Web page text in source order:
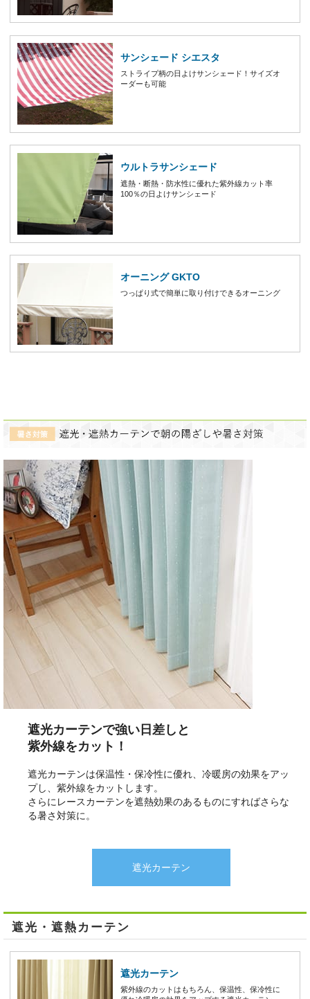
サンシェード シエスタ
ストライプ柄の日よけサンシェード！サイズオ
ーダーも可能
ウルトラサンシェード
遮熱・断熱・防水性に優れた紫外線カット率
100％の日よけサンシェード
オーニング GKTO
つっぱり式で簡単に取り付けできるオーニング
遮光カーテンで強い日差しと
紫外線をカット！
遮光カーテンは保温性・保冷性に優れ、冷暖房の効果をアッ
プし、紫外線をカットします。
さらにレースカーテンを遮熱効果のあるものにすればさらな
る暑さ対策に。
遮光カーテン
遮光・遮熱カーテン
遮光カーテン
紫外線のカットはもちろん、保温性、保冷性に